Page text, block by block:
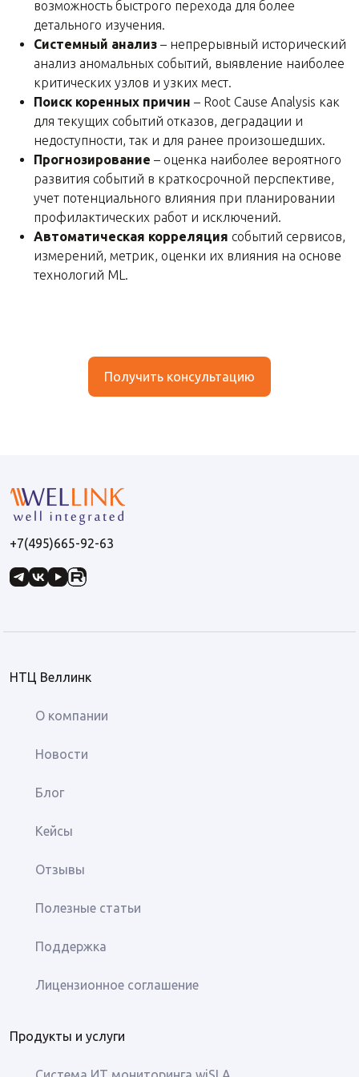
возможность быстрого перехода для более
детального изучения.
Системный анализ – непрерывный исторический
анализ аномальных событий, выявление наиболее
критических узлов и узких мест.
Поиск коренных причин – Root Cause Analysis как
для текущих событий отказов, деградации и
недоступности, так и для ранее произошедших.
Прогнозирование – оценка наиболее вероятного
развития событий в краткосрочной перспективе,
учет потенциального влияния при планировании
профилактических работ и исключений.
Автоматическая корреляция событий сервисов,
измерений, метрик, оценки их влияния на основе
технологий ML.
Получить консультацию
+7(495)665-92-63
НТЦ Веллинк
О компании
Новости
Блог
Кейсы
Отзывы
Полезные статьи
Поддержка
Лицензионное соглашение
Продукты и услуги